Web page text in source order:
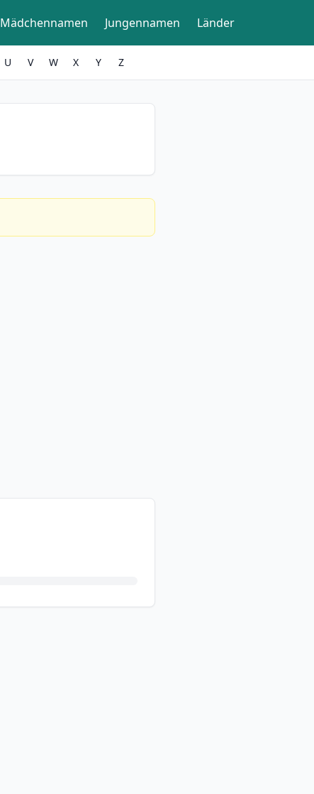
Mädchennamen Jungennamen Länder
U V W X Y Z